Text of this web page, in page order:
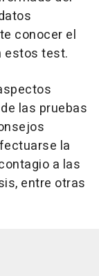
conocer el
estos test.
las pruebas
la
a las
entre otras